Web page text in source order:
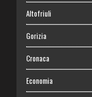
Altofriuli
Gorizia
Cronaca
Economia